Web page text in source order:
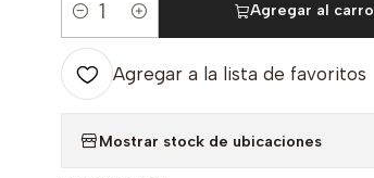
Cantidad
Agregar al carro
Agregar a la lista de favoritos
Mostrar stock de ubicaciones